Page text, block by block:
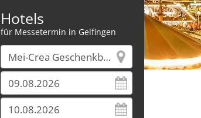
Hotels
für Messetermin in Gelfingen